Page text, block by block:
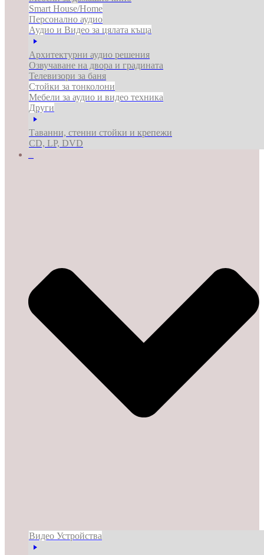
Smart House/Home
Персонално аудио
Аудио и Видео за цялата къща
Архитектурни аудио решения
Озвучаване на двора и градината
Телевизори за баня
Стойки за тонколони
Мебели за аудио и видео техника
Други
Таванни, стенни стойки и крепежи
CD, LP, DVD
Видео Устройства